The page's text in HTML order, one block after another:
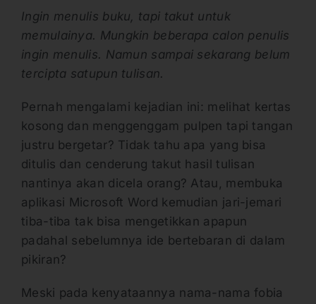
Ingin menulis buku, tapi takut untuk
memulainya. Mungkin beberapa calon penulis
ingin menulis. Namun sampai sekarang belum
tercipta satupun tulisan.
Pernah mengalami kejadian ini: melihat kertas
kosong dan menggenggam pulpen tapi tangan
justru bergetar? Tidak tahu apa yang bisa
ditulis dan cenderung takut hasil tulisan
nantinya akan dicela orang? Atau, membuka
aplikasi Microsoft Word kemudian jari-jemari
tiba-tiba tak bisa mengetikkan apapun
padahal sebelumnya ide bertebaran di dalam
pikiran?
Meski pada kenyataannya nama-nama fobia